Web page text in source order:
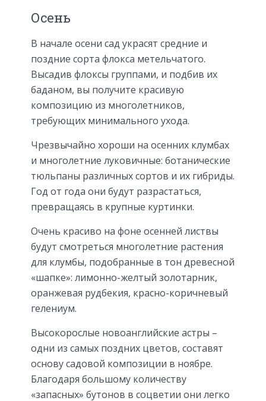
Осень
В начале осени сад украсят средние и
поздние сорта флокса метельчатого.
Высадив флоксы группами, и подбив их
баданом, вы получите красивую
композицию из многолетников,
требующих минимального ухода.
Чрезвычайно хороши на осенних клумбах
и многолетние луковичные: ботанические
тюльпаны различных сортов и их гибриды.
Год от года они будут разрастаться,
превращаясь в крупные куртинки.
Очень красиво на фоне осенней листвы
будут смотреться многолетние растения
для клумбы, подобранные в тон древесной
«шапке»: лимонно-желтый золотарник,
оранжевая рудбекия, красно-коричневый
гелениум.
Высокорослые новоанглийские астры –
одни из самых поздних цветов, составят
основу садовой композиции в ноябре.
Благодаря большому количеству
«запасных» бутонов в соцветии они легко